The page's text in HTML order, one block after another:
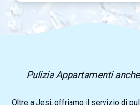
Pulizia Appartamenti
Oltre a Jesi, offriamo il servizio di